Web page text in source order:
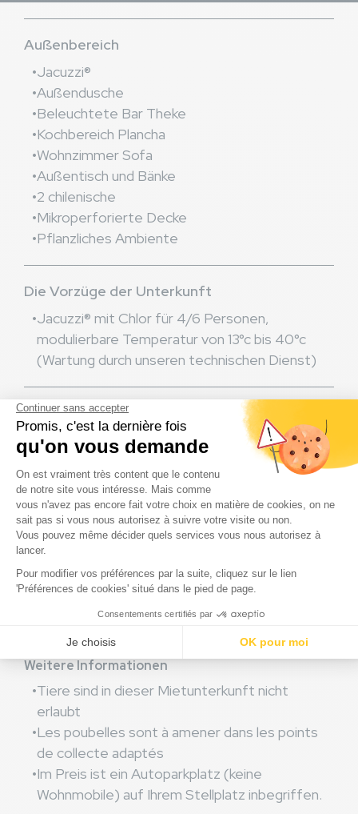
Außenbereich
Jacuzzi®
Außendusche
Beleuchtete Bar Theke
Kochbereich Plancha
Wohnzimmer Sofa
Außentisch und Bänke
2 chilenische
Mikroperforierte Decke
Pflanzliches Ambiente
Die Vorzüge der Unterkunft
Jacuzzi® mit Chlor für 4/6 Personen,
modulierbare Temperatur von 13°c bis 40°c
(Wartung durch unseren technischen Dienst)
Inclus Quartier Premium
Direkter Zugang zu Düne und Wald
Haushaltskosten inbegriffen
Willkommenspaket
Handtücher und Stofflaken werden
bereitgestellt
Kostenloses Wifi für 4 Geräte
TV
Leistungen
Weitere Informationen
Tiere sind in dieser Mietunterkunft nicht
erlaubt
Les poubelles sont à amener dans les points
de collecte adaptés
Im Preis ist ein Autoparkplatz (keine
Wohnmobile) auf Ihrem Stellplatz inbegriffen.